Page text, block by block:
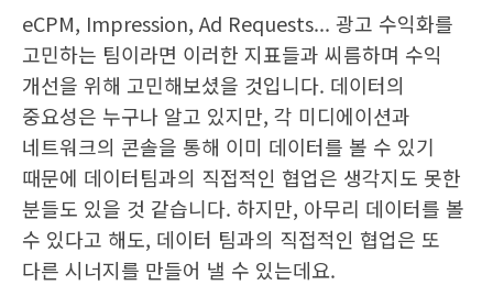
eCPM, Impression, Ad Requests... 광고 수익화를
고민하는 팀이라면 이러한 지표들과 씨름하며 수익
개선을 위해 고민해보셨을 것입니다. 데이터의
중요성은 누구나 알고 있지만, 각 미디에이션과
네트워크의 콘솔을 통해 이미 데이터를 볼 수 있기
때문에 데이터팀과의 직접적인 협업은 생각지도 못한
분들도 있을 것 같습니다. 하지만, 아무리 데이터를 볼
수 있다고 해도, 데이터 팀과의 직접적인 협업은 또
다른 시너지를 만들어 낼 수 있는데요.